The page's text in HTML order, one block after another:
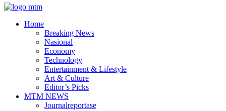
Home
Breaking News
Nasional
Economy
Technology
Entertainment & Lifestyle
Art & Culture
Editor’s Picks
MTM NEWS
Journalreportase